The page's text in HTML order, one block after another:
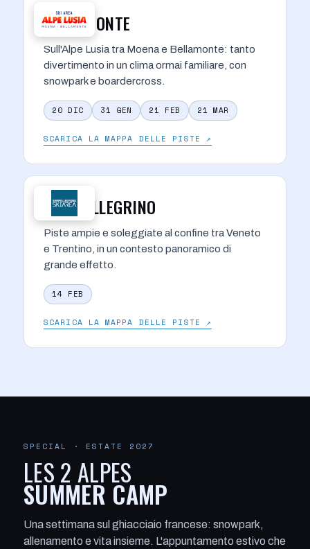
BELLAMONTE
Sull'Alpe Lusia tra Moena e Bellamonte: tanto
divertimento in un clima ormai familiare, con
snowpark e boardercross.
20 DIC 31 GEN 21 FEB 21 MAR
SCARICA LA MAPPA DELLE PISTE ↗
SAN PELLEGRINO
Piste ampie e soleggiate al confine tra Veneto
e Trentino, in un contesto panoramico di
grande effetto.
14 FEB
SCARICA LA MAPPA DELLE PISTE ↗
SPECIAL · ESTATE 2027
LES 2 ALPES
SUMMER CAMP
Una settimana sul ghiacciaio francese: snowpark,
allenamento e vita insieme. L'appuntamento estivo che